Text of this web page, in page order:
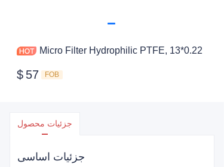
Micro Filter Hydrophilic PTFE, 13*0.22
$ 57 FOB
جزئیات محصول
جزئیات اساسی